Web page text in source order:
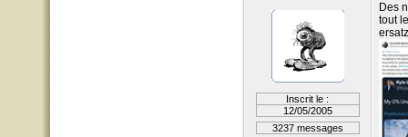
Inscrit le :
12/05/2005
3237 messages
Des
tout